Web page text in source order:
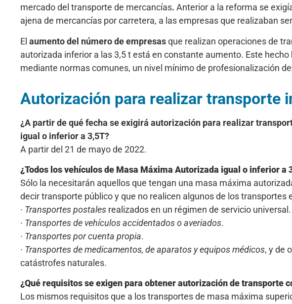
mercado del transporte de mercancías. Anterior a la reforma se
ajena de mercancías por carretera, a las empresas que realizaban
El aumento del número de empresasque realizan operaciones de
autorizada inferior a las 3,5 t está en constante aumento. Este
mediante normas comunes, un nivel mínimo de profesionalización
Autorización para realizar transporte
¿A partir de qué fecha se exigirá autorización para realizar
igual o inferior a 3,5T?
A partir del 21 de mayo de 2022.
¿Todos los vehículos de Masa Máxima Autorizada igual o inferior
Sólo la necesitarán aquellos que tengan una masa máxima
decir transporte público y que no realicen algunos de los transportes
· Transportes postales realizados en un régimen de servicio universal.
· Transportes de vehículos accidentados o averiados.
· Transportes por cuenta propia.
· Transportes de medicamentos, de aparatos y equipos médicos, y de
catástrofes naturales.
¿Qué requisitos se exigen para obtener autorización de transporte
Los mismos requisitos que a los transportes de masa máxima